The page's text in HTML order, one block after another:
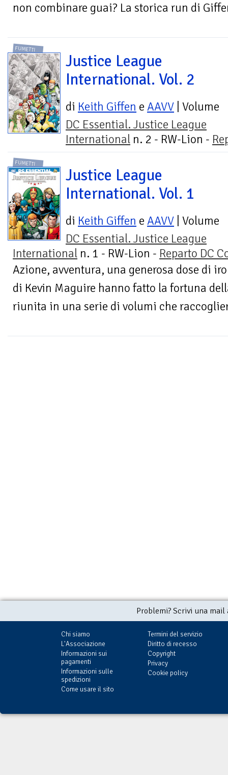
non combinare guai? La storica run di
FUMETTI
Justice League
International. Vol. 2
di Keith Giffen e AAVV | Volume
DC Essential. Justice League
International n. 2 - RW-Lion -
FUMETTI
Justice League
International. Vol. 1
di Keith Giffen e AAVV | Volume
DC Essential. Justice League
International n. 1 - RW-Lion - Reparto DC
Azione, avventura, una generosa dose di
di Kevin Maguire hanno fatto la fortuna
riunita in una serie di volumi che
Problemi? Scrivi una
Chi siamo
L'Associazione
Informazioni sui
pagamenti
Informazioni sulle
spedizioni
Come usare il sito
Termini del servizio
Diritto di recesso
Copyright
Privacy
Cookie policy